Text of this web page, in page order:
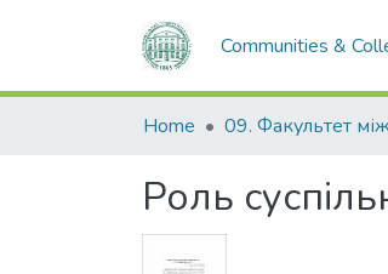
Communities &
Home
Роль